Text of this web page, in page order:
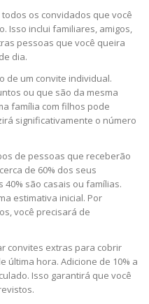
os convidados que você
Isso inclui familiares, amigos,
pessoas que você queira
dia.
de um convite individual.
ou que são da mesma
família com filhos pode
significativamente o número
de pessoas que receberão
de 60% dos seus
são casais ou famílias.
estimativa inicial. Por
você precisará de
convites extras para cobrir
última hora. Adicione de 10% a
Isso garantirá que você